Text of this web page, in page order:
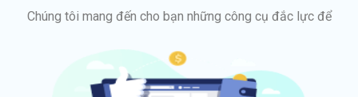
Chúng tôi mang đến cho bạn những công cụ đắc lực để